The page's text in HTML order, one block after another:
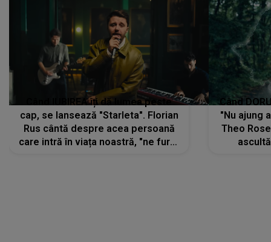
Când IUBIREA îți dă lumea peste
cap, se lansează "Starleta". Florian
Rus cântă despre acea persoană
care intră în viața noastră, "ne fură"
Când
"Nu ajung
Theo